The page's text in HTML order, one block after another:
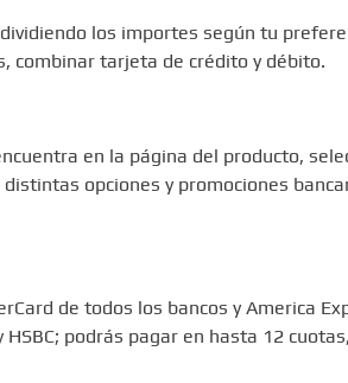
los importes según tu
combinar tarjeta de crédito y débito.
en la página del producto,
opciones y promociones
de todos los bancos y America
podrás pagar en hasta 12